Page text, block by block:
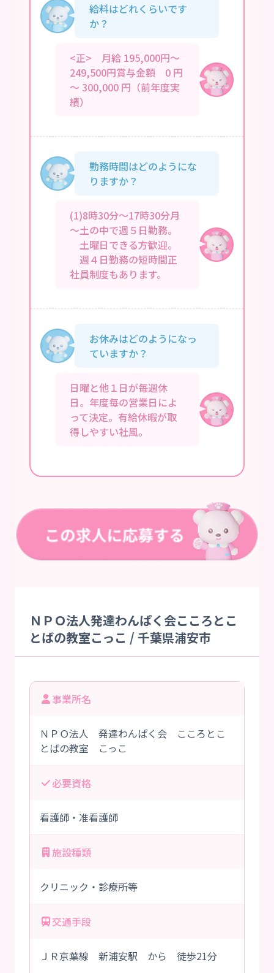
給料はどれくらいです
か？
<正> 月給 195,000円～
249,500円賞与金額 0 円
～ 300,000 円（前年度実
績）
勤務時間はどのようにな
りますか？
(1)8時30分～17時30分月
～土の中で週５日勤務。
土曜日できる方歓迎。
週４日勤務の短時間正
社員制度もあります。
お休みはどのようになっ
ていますか？
日曜と他１日が毎週休
日。年度毎の営業日によ
って決定。有給休暇が取
得しやすい社風。
ＮＰＯ法人発達わんぱく会こころとこ
とばの教室こっこ / 千葉県浦安市
事業所名
ＮＰＯ法人 発達わんぱく会 こころとこ
とばの教室 こっこ
必要資格
看護師・准看護師
施設種類
クリニック・診療所等
交通手段
ＪＲ京葉線 新浦安駅 から 徒歩21分